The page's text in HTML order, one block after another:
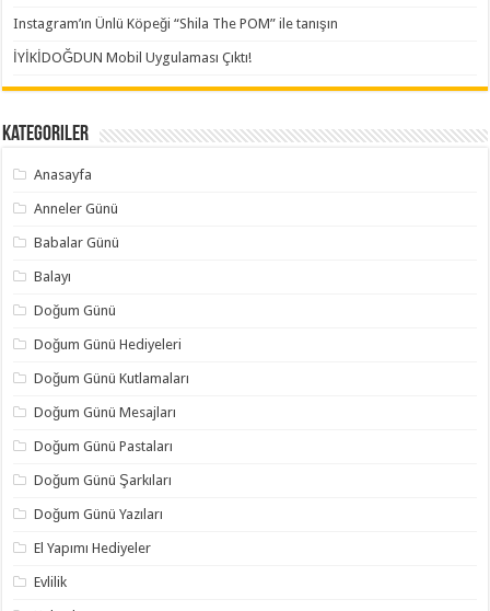
Instagram’ın Ünlü Köpeği “Shila The POM” ile tanışın
İYİKİDOĞDUN Mobil Uygulaması Çıktı!
Kategoriler
Anasayfa
Anneler Günü
Babalar Günü
Balayı
Doğum Günü
Doğum Günü Hediyeleri
Doğum Günü Kutlamaları
Doğum Günü Mesajları
Doğum Günü Pastaları
Doğum Günü Şarkıları
Doğum Günü Yazıları
El Yapımı Hediyeler
Evlilik